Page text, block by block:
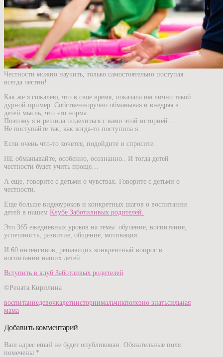
Честности можно научить, только самостоятельно поступая
всегда честно!
Как же я сожалею, что в свое время, показала им лично такой
дурной пример. Собственноручно обманывая и внедряя в
детей мысль, что это норма.
Поэтому я и решила поделиться с вами этой историей…
Не поступайте так, как когда-то поступила я.
Если очень что-то хочется, подойдите и спросите.
НЕ обманывайте, особенно, осознанно.. И тогда детей
честности будет учить проще…
А еще, говорите с детьми о чувствах. Говорите с детьми о
честности.
Еще больше видеоуроков и конкретных шагов о воспитании
детей в нашем Клубе Заботиливых родителей.
Это 365 ежедневных уроков на темы: обучение, воспитание,
успешность, развитие, общение, мотивация.
И 60 интенсивов, решающих конкрентный вопрос в
воспитании наших детей.
Вступить в клуб Заботливых родителей
©Рената Кирилина
воспитаниедевочкадетиисториимальчикполезно знатьсильная
мама
Добавить комментарий
Ваш адрес email не будет опубликован. Обязательные поля
помечены *